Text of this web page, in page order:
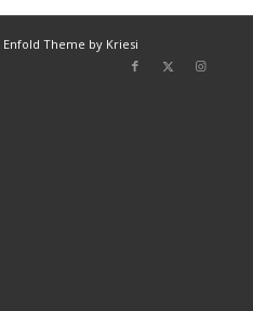
Enfold Theme by Kriesi